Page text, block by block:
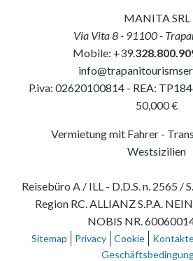
MANITA SRL
Via Vita 8- 91100-
Mobile: +39.
P.iva: 02620100814- REA:
50,000 €
Vermietung mit Fahrer -
Westsizilien
Reisebüro A / ILL - D.D.S. n. 2565 /
Region RC. ALLIANZ S.P.A.
NOBIS NR.
Sitemap Privacy Cookie